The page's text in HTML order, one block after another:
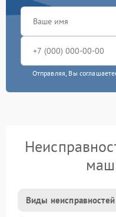
Отправляя, Вы
Виды неисправностей